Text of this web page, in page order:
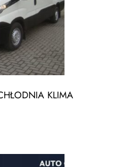
KLIMA